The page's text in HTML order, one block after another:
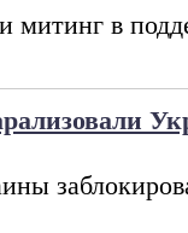
митинг в